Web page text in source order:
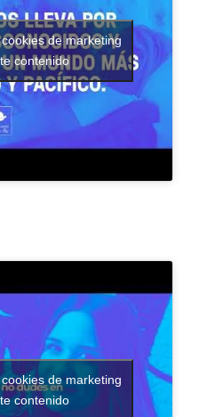
de marketing
contenido
de marketing
contenido